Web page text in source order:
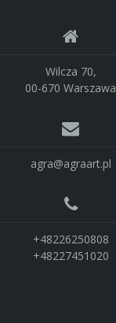
Wilcza 70,
00-670 Warszawa
agra@agraart.pl
+48226250808
+48227451020